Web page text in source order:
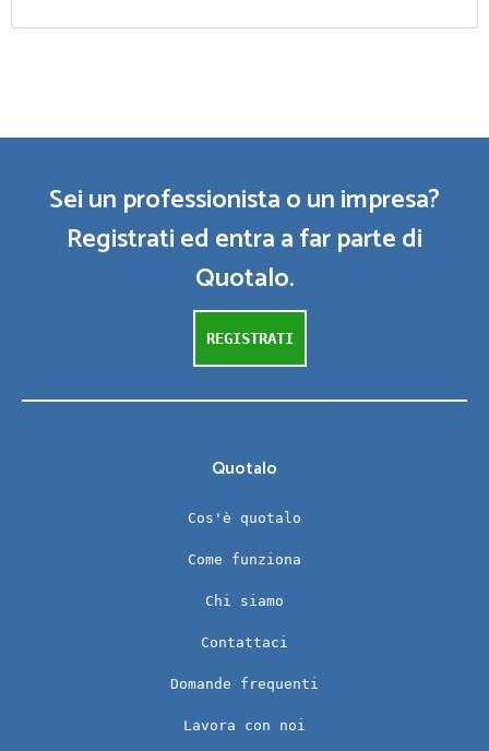
Sei un professionista o un impresa?
Registrati ed entra a far parte di
Quotalo.
REGISTRATI
Quotalo
Cos'è quotalo
Come funziona
Chi siamo
Contattaci
Domande frequenti
Lavora con noi